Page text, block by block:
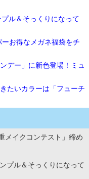
ル＆そっくりになって
お得なメガネ福袋をチ
デー」に新色登場！ミュ
たいカラーは「フューチ
メイクコンテスト」締め
プル＆そっくりになって